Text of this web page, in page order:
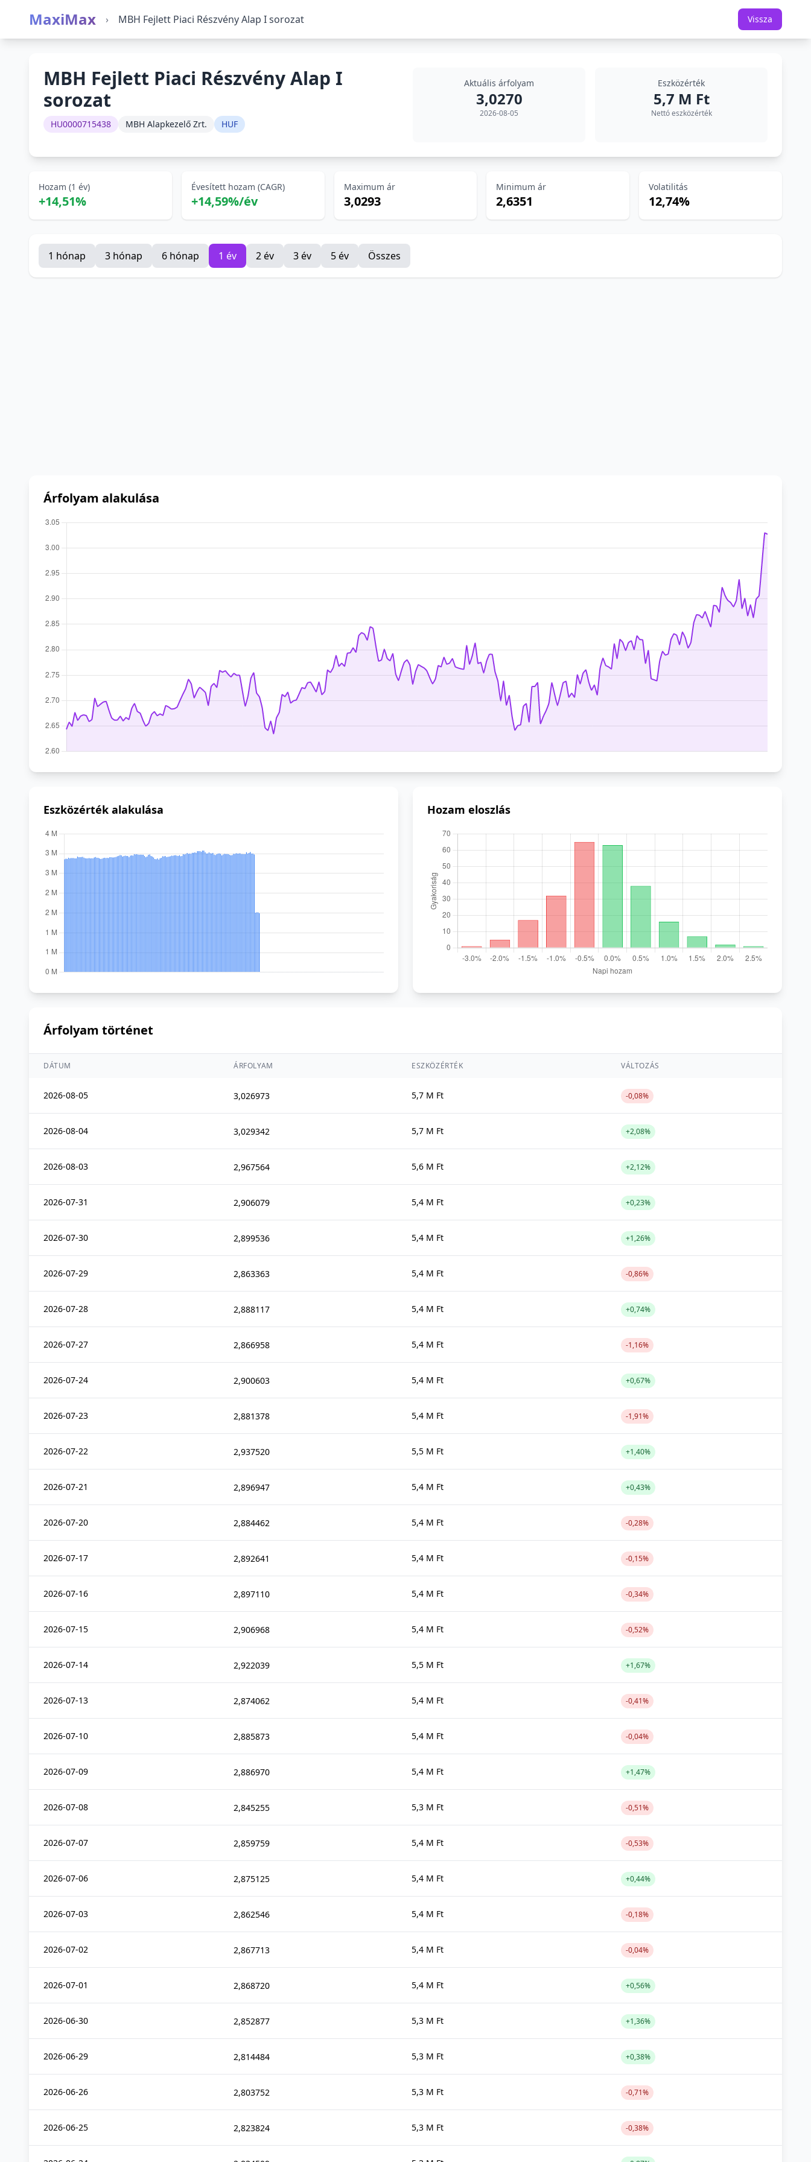
MaxiMax › MBH Fejlett Piaci Részvény Alap I sorozat Vissza
MBH Fejlett Piaci Részvény Alap I
sorozat
HU0000715438 MBH Alapkezelő Zrt. HUF
Aktuális árfolyam
3,0270
2026-08-05
Eszközérték
5,7 M Ft
Nettó eszközérték
Hozam (1 év)
+14,51%
Évesített hozam (CAGR)
+14,59%/év
Maximum ár
3,0293
Minimum ár
2,6351
Volatilitás
12,74%
1 hónap 3 hónap 6 hónap 1 év 2 év 3 év 5 év Összes
Árfolyam alakulása
Eszközérték alakulása Hozam eloszlás
Árfolyam történet
DÁTUM ÁRFOLYAM ESZKÖZÉRTÉK VÁLTOZÁS
2026-08-05 3,026973 5,7 M Ft -0,08%
2026-08-04 3,029342 5,7 M Ft +2,08%
2026-08-03 2,967564 5,6 M Ft +2,12%
2026-07-31 2,906079 5,4 M Ft +0,23%
2026-07-30 2,899536 5,4 M Ft +1,26%
2026-07-29 2,863363 5,4 M Ft -0,86%
2026-07-28 2,888117 5,4 M Ft +0,74%
2026-07-27 2,866958 5,4 M Ft -1,16%
2026-07-24 2,900603 5,4 M Ft +0,67%
2026-07-23 2,881378 5,4 M Ft -1,91%
2026-07-22 2,937520 5,5 M Ft +1,40%
2026-07-21 2,896947 5,4 M Ft +0,43%
2026-07-20 2,884462 5,4 M Ft -0,28%
2026-07-17 2,892641 5,4 M Ft -0,15%
2026-07-16 2,897110 5,4 M Ft -0,34%
2026-07-15 2,906968 5,4 M Ft -0,52%
2026-07-14 2,922039 5,5 M Ft +1,67%
2026-07-13 2,874062 5,4 M Ft -0,41%
2026-07-10 2,885873 5,4 M Ft -0,04%
2026-07-09 2,886970 5,4 M Ft +1,47%
2026-07-08 2,845255 5,3 M Ft -0,51%
2026-07-07 2,859759 5,4 M Ft -0,53%
2026-07-06 2,875125 5,4 M Ft +0,44%
2026-07-03 2,862546 5,4 M Ft -0,18%
2026-07-02 2,867713 5,4 M Ft -0,04%
2026-07-01 2,868720 5,4 M Ft +0,56%
2026-06-30 2,852877 5,3 M Ft +1,36%
2026-06-29 2,814484 5,3 M Ft +0,38%
2026-06-26 2,803752 5,3 M Ft -0,71%
2026-06-25 2,823824 5,3 M Ft -0,38%